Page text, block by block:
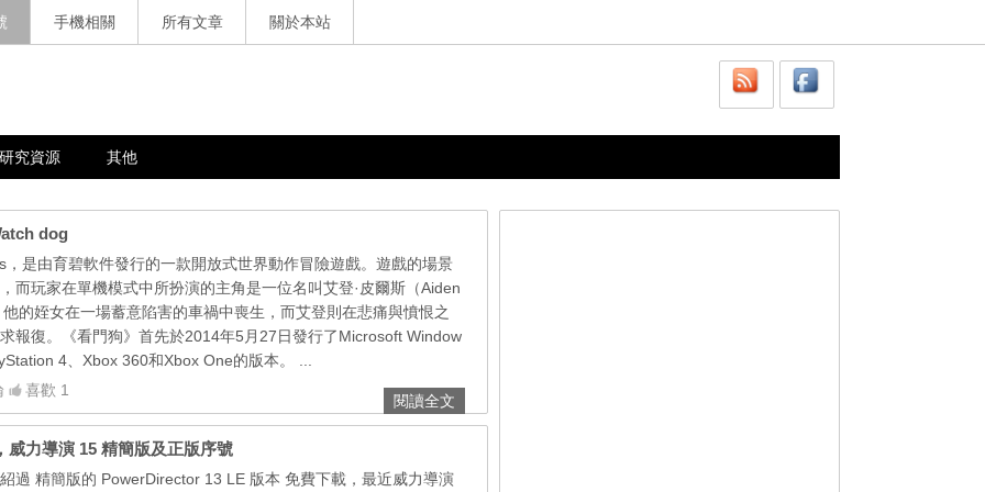
手機相關 所有文章 關於本站
研究資源 其他
dog
，是由育碧軟件發行的一款開放式世界動作冒險遊戲。遊戲的場景
而玩家在單機模式中所扮演的主角是一位名叫艾登·皮爾斯（Aiden
的姪女在一場蓄意陷害的車禍中喪生，而艾登則在悲痛與憤恨之
報復。《看門狗》首先於2014年5月27日發行了Microsoft Window
4、Xbox 360和Xbox One的版本。 ...
喜歡 1
閱讀全文
力導演 15 精簡版及正版序號
過 精簡版的 PowerDirector 13 LE 版本 免費下載，最近威力導演